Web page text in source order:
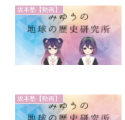
坂本塾【動画】
坂本塾【動画】